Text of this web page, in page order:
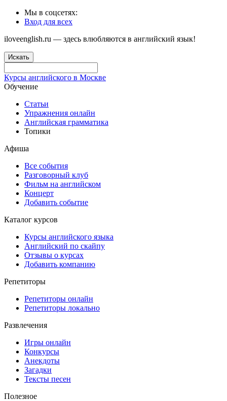
Мы в соцсетях:
Вход для всех
iloveenglish.ru — здесь влюбляются в английский язык!
Искать
Курсы английского в Москве
Обучение
Статьи
Упражнения онлайн
Английская грамматика
Топики
Афиша
Все события
Разговорный клуб
Фильм на английском
Концерт
Добавить событие
Каталог курсов
Курсы английского языка
Английский по скайпу
Отзывы о курсах
Добавить компанию
Репетиторы
Репетиторы онлайн
Репетиторы локально
Развлечения
Игры онлайн
Конкурсы
Анекдоты
Загадки
Тексты песен
Полезное